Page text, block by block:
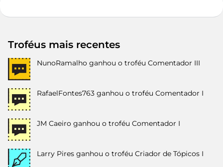
Troféus mais recentes
NunoRamalho ganhou o troféu Comentador III
RafaelFontes763 ganhou o troféu Comentador I
JM Caeiro ganhou o troféu Comentador I
Larry Pires ganhou o troféu Criador de Tópicos I